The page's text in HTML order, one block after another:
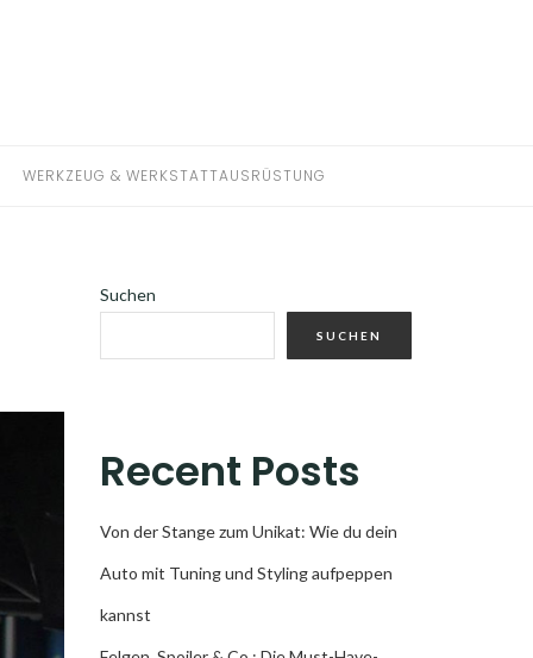
WERKZEUG & WERKSTATTAUSRÜSTUNG
Suchen
SUCHEN
Recent Posts
Von der Stange zum Unikat: Wie du dein
Auto mit Tuning und Styling aufpeppen
kannst